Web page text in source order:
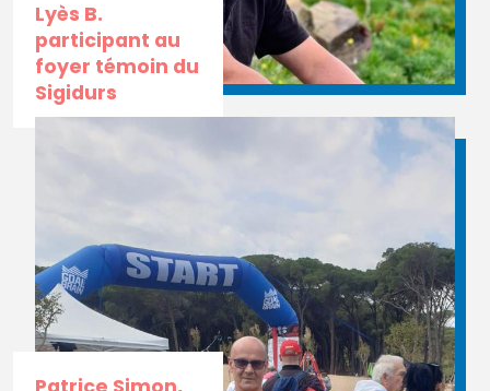
Lyès B.
participant au
foyer témoin du
Sigidurs